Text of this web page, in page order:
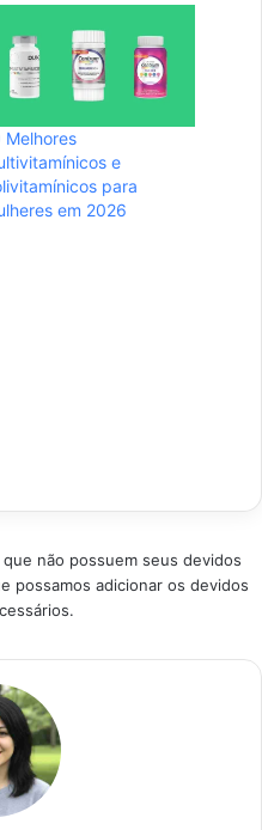
Melhores
e
para
em 2026
não possuem seus devidos
possamos adicionar os devidos